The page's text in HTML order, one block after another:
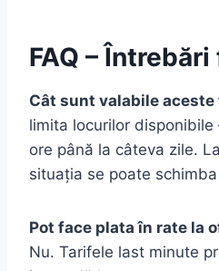
FAQ –
Cât sunt valabile
limita locurilor
ore până la câteva zile.
situația se poate
Pot face plata în rate la
Nu. Tarifele last minute